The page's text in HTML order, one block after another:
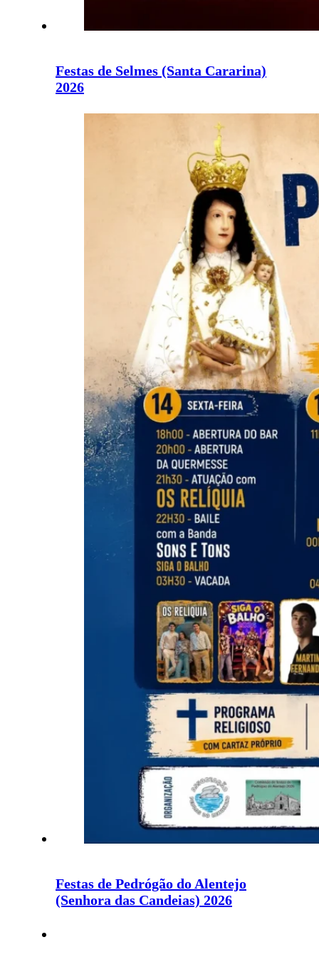
Festas de Selmes (Santa Cararina)
2026
Festas de Pedrógão do Alentejo
(Senhora das Candeias) 2026